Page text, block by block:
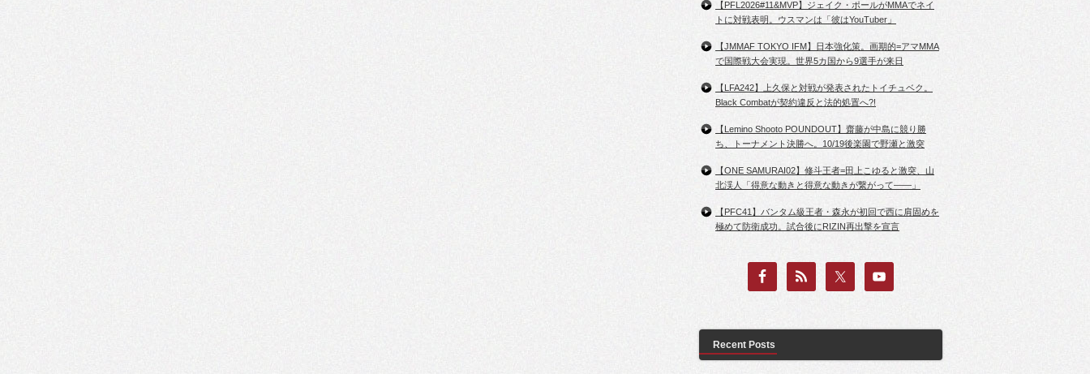
【PFL2026#11&MVP】ジェイク・ポールがMMAでネイ
トに対戦表明。ウスマンは「彼はYouTuber」
【JMMAF TOKYO IFM】日本強化策。画期的=アマMMA
で国際戦大会実現。世界5カ国から9選手が来日
【LFA242】上久保と対戦が発表されたトイチュベク。
Black Combatが契約違反と法的処置へ?!
【Lemino Shooto POUNDOUT】齋藤が中島に競り勝
ち、トーナメント決勝へ。10/19後楽園で野瀬と激突
【ONE SAMURAI02】修斗王者=田上こゆると激突、山
北渓人「得意な動きと得意な動きが繋がって――」
【PFC41】バンタム級王者・森永が初回で西に肩固めを
極めて防衛成功。試合後にRIZIN再出撃を宣言
Recent Posts